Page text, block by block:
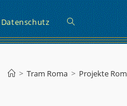
Datenschutz Website-
> Tram Roma > Projekte Rom